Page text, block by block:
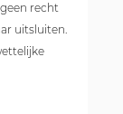
recht
uitsluiten.